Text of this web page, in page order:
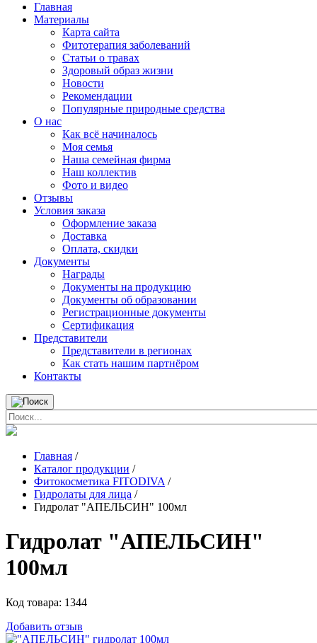
Главная
Материалы
Карта сайта
Фитотерапия заболеваний
Статьи о травах
Здоровый образ жизни
Новости
Рекомендации
Популярные природные средства
О нас
Как всё начиналось
Моя семья
Наша семейная фирма
Наш коллектив
Фото и видео
Отзывы
Условия заказа
Оформление заказа
Доставка
Оплата, скидки
Документы
Награды
Документы на продукцию
Документы об образовании
Регистрационные документы
Сертификация
Представители
Представители в регионах
Как стать нашим партнёром
Контакты
Главная /
Каталог продукции /
Фитокосметика FITODIVA /
Гидролаты для лица /
Гидролат "АПЕЛЬСИН" 100мл
Гидролат "АПЕЛЬСИН"
100мл
Код товара: 1344
Добавить отзыв